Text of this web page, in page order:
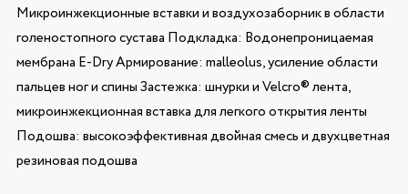
Микроинжекционные вставки и воздухозаборник в области
голеностопного сустава Подкладка: Водонепроницаемая
мембрана E-Dry Армирование: malleolus, усиление области
пальцев ног и спины Застежка: шнурки и Velcro® лента,
микроинжекционная вставка для легкого открытия ленты
Подошва: высокоэффективная двойная смесь и двухцветная
резиновая подошва